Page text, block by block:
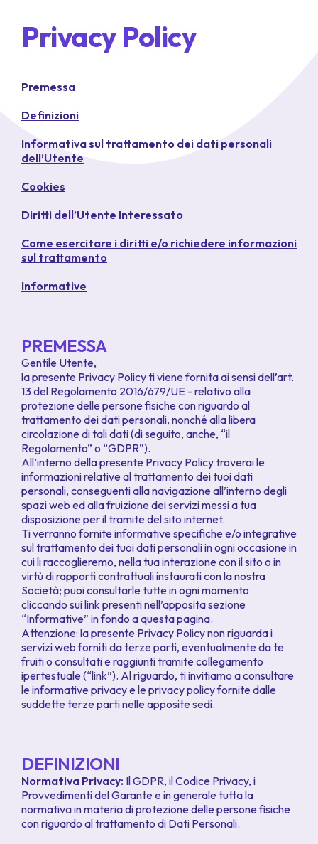
Privacy Policy
Premessa
Definizioni
Informativa sul trattamento dei dati personali
dell’Utente
Cookies
Diritti dell’Utente Interessato
Come esercitare i diritti e/o richiedere informazioni
sul trattamento
Informative
PREMESSA
Gentile Utente,
la presente Privacy Policy ti viene fornita ai sensi dell’art.
13 del Regolamento 2016/679/UE - relativo alla
protezione delle persone fisiche con riguardo al
trattamento dei dati personali, nonché alla libera
circolazione di tali dati(di seguito, anche, “il
Regolamento” o “GDPR”).
All’interno della presente Privacy Policy troverai le
informazioni relative al trattamento dei tuoi dati
personali, conseguenti alla navigazione all’interno degli
spazi web ed alla fruizione dei servizi messi a tua
disposizione per il tramite del sito internet.
Ti verranno fornite informative specifiche e/o integrative
sul trattamento dei tuoi dati personali in ogni occasione in
cui li raccoglieremo, nella tua interazione con il sito o in
virtù di rapporti contrattuali instaurati con la nostra
Società; puoi consultarle tutte in ogni momento
cliccando sui link presenti nell’apposita sezione
“Informative” in fondo a questa pagina.
Attenzione: la presente Privacy Policy non riguarda i
servizi web forniti da terze parti, eventualmente da te
fruiti o consultati e raggiunti tramite collegamento
ipertestuale (“link”). Al riguardo, ti invitiamo a consultare
le informative privacy e le privacy policy fornite dalle
suddette terze parti nelle apposite sedi.
DEFINIZIONI
Normativa Privacy: Il GDPR, il Codice Privacy, i
Provvedimenti del Garante e in generale tutta la
normativa in materia di protezione delle persone fisiche
con riguardo al trattamento di Dati Personali.